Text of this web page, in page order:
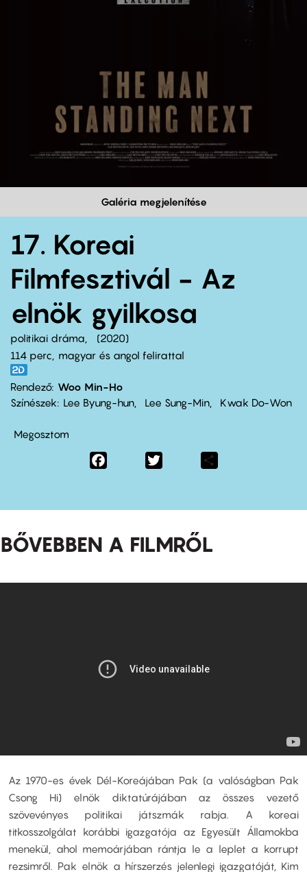
Galéria megjelenítése
17. Koreai
Filmfesztivál - Az
elnök gyilkosa
politikai dráma
2020
114 perc,
magyar és angol felirattal
Rendező Woo Min-Ho
Színészek
Lee Byung-hun Lee Sung-Min Kwak Do-Won
Megosztom
Facebook
BŐVEBBEN A FILMRŐL
Az 1970-es évek Dél-Koreájában Pak (a valóságban Pak
Csong Hi) elnök diktatúrájában az összes vezető
szövevényes politikai játszmák rabja. A koreai
titkosszolgálat korábbi igazgatója az Egyesült Államokba
menekül, ahol memoárjában rántja le a leplet a korrupt
rezsimről. Pak elnök a hírszerzés jelenlegi igazgatóját, Kim